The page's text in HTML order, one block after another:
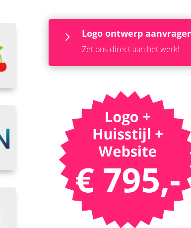
5 Logo ontwerp
Zet ons direct aan het werk!